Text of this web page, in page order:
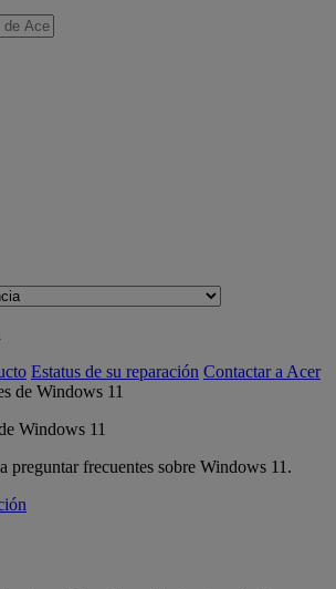
Estatus de su reparación Contactar a Acer
Windows 11
preguntar frecuentes sobre Windows 11.